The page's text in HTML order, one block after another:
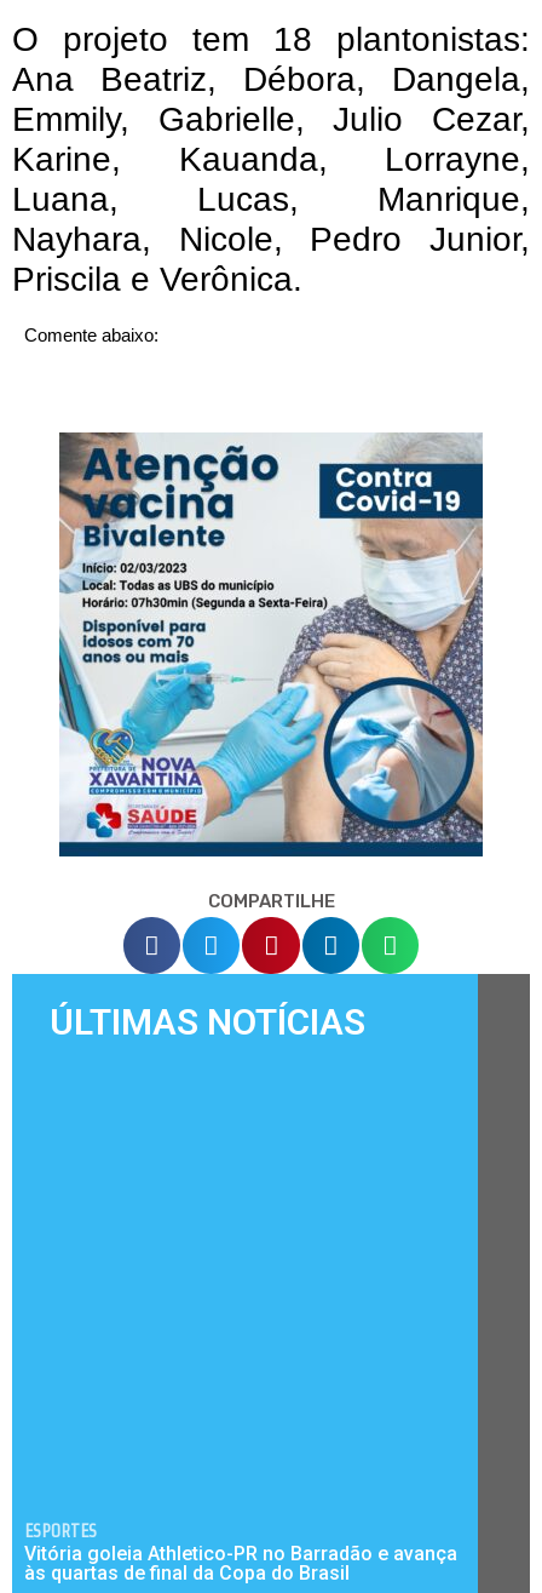
O projeto tem 18 plantonistas:
Ana Beatriz, Débora, Dangela,
Emmily, Gabrielle, Julio Cezar,
Karine, Kauanda, Lorrayne,
Luana, Lucas, Manrique,
Nayhara, Nicole, Pedro Junior,
Priscila e Verônica.
Comente abaixo:
COMPARTILHE
ÚLTIMAS NOTÍCIAS
ESPORTES
Vitória goleia Athletico-PR no Barradão e avança
às quartas de final da Copa do Brasil